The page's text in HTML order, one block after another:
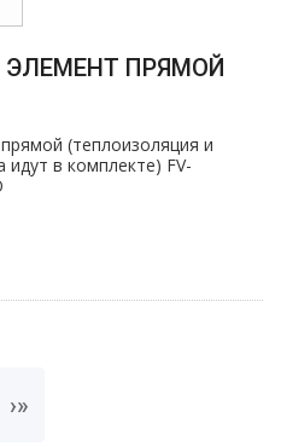
ПРЯМОЙ
(теплоизоляция и
идут в комплекте) FV-
›»